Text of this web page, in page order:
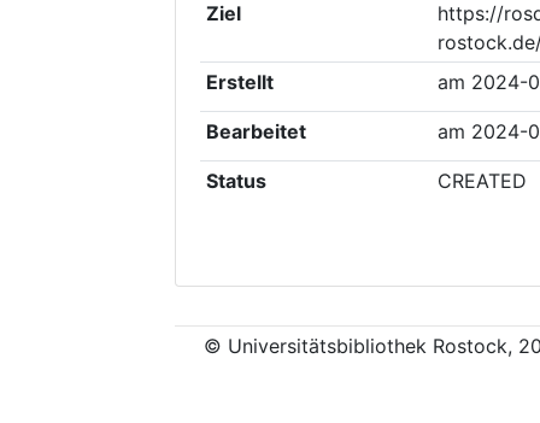
Ziel
https://
Erstellt
am 2024-
Bearbeitet am 2024-
Status CREATED
© Universitätsbibliothek Rostock,